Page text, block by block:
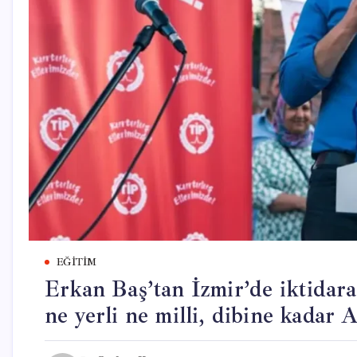
EĞITIM
Erkan Baş’tan İzmir’de
ne yerli ne milli, dibine kadar